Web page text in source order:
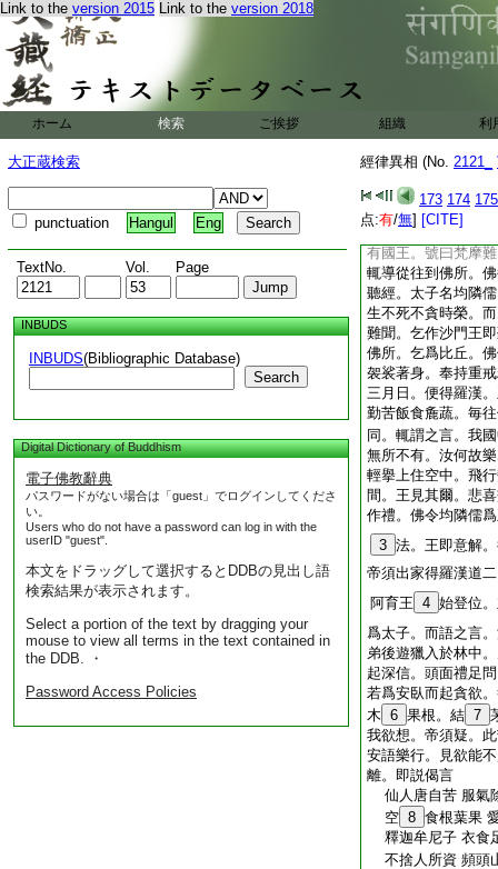
Link to the version 2015 Link to the version 2018
ホーム 検索 ご挨拶 組織 利
大正蔵検索
punctuation Hangul Eng
TextNo. Vol. Page
INBUDS
INBUDS(Bibliographic Database)
Search
Digital Dictionary of Buddhism
電子佛教辭典
パスワードがない場合は「guest」でログインしてくださ
い。
Users who do not have a password can log in with the
userID "guest".
本文をドラッグして選択するとDDBの見出し語
検索結果が表示されます。
Select a portion of the text by dragging your
mouse to view all terms in the text contained in
the DDB. ・
Password Access Policies
經律異相 (No. 2121_
173 174 175
点:有/無] [CITE]
經律異相卷第三十
家得羅漢道二 祇
慧眼四 諸太子問佛
出所更皆悉悟道五
終不可移六
均隣儒悟世無常得
有國王。號曰梵摩
輒導從往到佛所。
聽經。太子名均隣
生不死不貪時榮。
難聞。乞作沙門王
佛所。乞爲比丘。
袈裟著身。奉持重
三月日。便得羅漢
勤苦飯食麁蔬。毎
同。輒謂之言。我
無所不有。汝何故
輕擧上住空中。飛
間。王見其爾。悲
作禮。佛令均隣儒
3 法。王即意解
帝須出家得羅漢道二
阿育王 4 始登位
爲太子。而語之言
弟後遊獵入於林中
起深信。頭面禮足
若爲安臥而起貪欲
木 6 果根。結 7
我欲想。帝須疑。
安語樂行。見欲能
離。即説偈言
仙人唐自苦 服氣
空 8 食根葉果
釋迦牟尼子 衣食
不捨人所資 頻頭